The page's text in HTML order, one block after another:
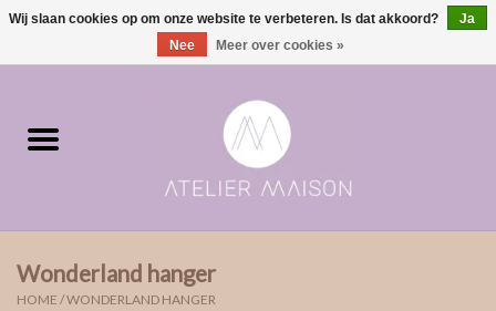
0 Artikelen - €0,00
Moments | verloving & geboorte
ONE of ONE
Wonderland hanger
HOME /WONDERLAND HANGER
Wij slaan cookies op om onze website te verbeteren. Is dat akkoord?
Ja
Nee
Meer over cookies »